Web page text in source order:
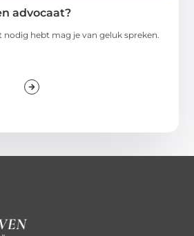
advocaat?
nodig hebt mag je van geluk spreken.